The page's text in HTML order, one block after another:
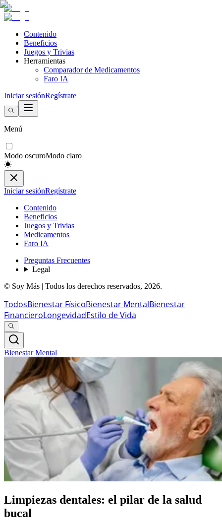
Contenido
Beneficios
Juegos y Trivias
Herramientas
Comparador de Medicamentos
Faro IA
Iniciar sesiónRegístrate
Menú
Modo oscuroModo claro
Iniciar sesiónRegístrate
Contenido
Beneficios
Juegos y Trivias
Medicamentos
Faro IA
Preguntas Frecuentes
Legal
© Soy Más | Todos los derechos reservados, 2026.
TodosBienestar FísicoBienestar MentalBienestar
FinancieroLongevidadEstilo de Vida
Bienestar Mental
Limpiezas dentales: el pilar de la salud
bucal